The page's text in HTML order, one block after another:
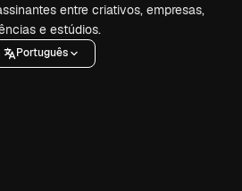
entre criativos, empresas,
e estúdios.
Português